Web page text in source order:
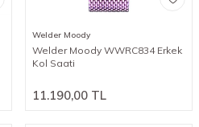
Welder Moody
Welder Moody WWRC834 Erkek
Kol Saati
11.190,00 TL